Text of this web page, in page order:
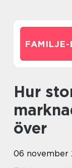
FAMILJE-
Hur storytelling används i
över
06 november